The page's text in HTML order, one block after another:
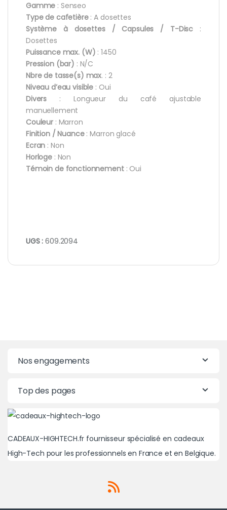
Gamme : Senseo
Type de cafetière: A dosettes
Système à dosettes / Capsules / T-Disc :
Dosettes
Puissance max. (W) : 1450
Pression (bar) : N/C
Nbre de tasse(s) max. : 2
Niveau d’eau visible : Oui
Divers : Longueur du café ajustable
manuellement
Couleur : Marron
Finition / Nuance: Marron glacé
Ecran : Non
Horloge : Non
Témoin de fonctionnement: Oui
UGS :609.2094
Nos engagements
Top des pages
CADEAUX-HIGHTECH.fr fournisseur spécialisé en cadeaux
High-Tech pour les professionnels en France et en Belgique.